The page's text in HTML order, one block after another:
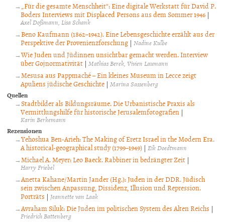
„Für die gesamte Menschheit“: Eine digitale Werkstatt für David P.
Boders Interviews mit Displaced Persons aus dem Sommer 1946 |
Axel Doßmann Lisa Schank
Beno Kaufmann (1862–1942). Eine Lebensgeschichte erzählt aus der
Perspektive der Provenienzforschung | Nadine Kulbe
Wie Juden und Jüdinnen unsichtbar gemacht werden. Interview
über Gojnormativität | Mathias Berek Vivien Laumann
Mesusa aus Pappmaché – Ein kleines Museum in Lecce zeigt
Apuliens jüdische Geschichte | Marina Sassenberg
Quellen
Stadtbilder als Bildungsräume. Die Urbanistische Praxis als
Vermittlungshilfe für historische Jerusalemfotografien |
Karin Berkemann
Rezensionen
Yehoshua Ben-Arieh: The Making of Eretz Israel in the Modern Era.
A historical-geographical study (1799–1949) | Eik Doedtmann
Michael A. Meyer: Leo Baeck. Rabbiner in bedrängter Zeit |
Harry Friebel
Anetta Kahane/Martin Jander (Hg.): Juden in der DDR. Jüdisch
sein zwischen Anpassung, Dissidenz, Illusion und Repression.
Porträts | Jeannette van Laak
Avraham Siluk: Die Juden im politischen System des Alten Reichs |
Friedrich Battenberg